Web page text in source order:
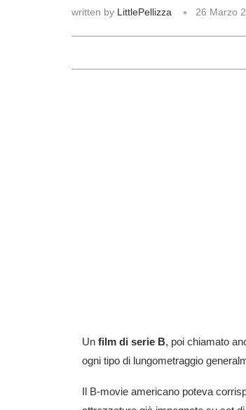
written by LittlePellizza 26 Marzo
Un film di serie B, poi chiamato
ogni tipo di lungometraggio
Il B-movie americano poteva